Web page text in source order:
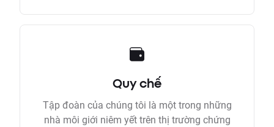
Quy chế
Tập đoàn của chúng tôi là một trong những
nhà môi giới niêm yết trên thị trường chứng